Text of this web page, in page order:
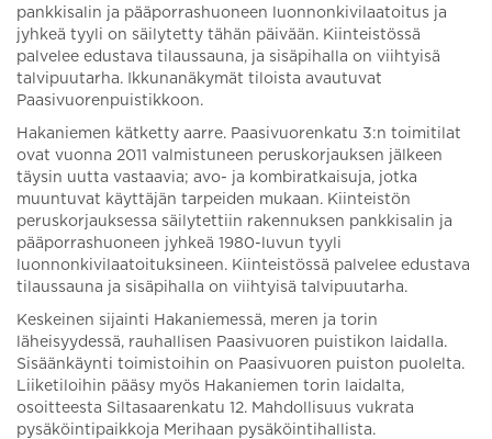
pankkisalin ja pääporrashuoneen luonnonkivilaatoitus ja
jyhkeä tyyli on säilytetty tähän päivään. Kiinteistössä
palvelee edustava tilaussauna, ja sisäpihalla on viihtyisä
talvipuutarha. Ikkunanäkymät tiloista avautuvat
Paasivuorenpuistikkoon.
Hakaniemen kätketty aarre. Paasivuorenkatu 3:n toimitilat
ovat vuonna 2011 valmistuneen peruskorjauksen jälkeen
täysin uutta vastaavia; avo- ja kombiratkaisuja, jotka
muuntuvat käyttäjän tarpeiden mukaan. Kiinteistön
peruskorjauksessa säilytettiin rakennuksen pankkisalin ja
pääporrashuoneen jyhkeä 1980-luvun tyyli
luonnonkivilaatoituksineen. Kiinteistössä palvelee edustava
tilaussauna ja sisäpihalla on viihtyisä talvipuutarha.
Keskeinen sijainti Hakaniemessä, meren ja torin
läheisyydessä, rauhallisen Paasivuoren puistikon laidalla.
Sisäänkäynti toimistoihin on Paasivuoren puiston puolelta.
Liiketiloihin pääsy myös Hakaniemen torin laidalta,
osoitteesta Siltasaarenkatu 12. Mahdollisuus vukrata
pysäköintipaikkoja Merihaan pysäköintihallista.